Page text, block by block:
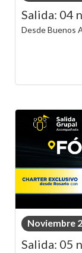
Salida: 04
Desde Buenos
Noviembre
Salida: 05